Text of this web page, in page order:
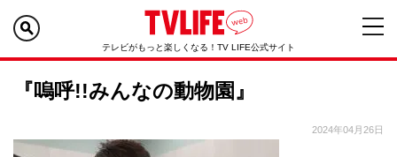
テレビがもっと楽しくなる！TV LIFE公式サイト
『嗚呼!!みんなの動物園』
2024年04月26日